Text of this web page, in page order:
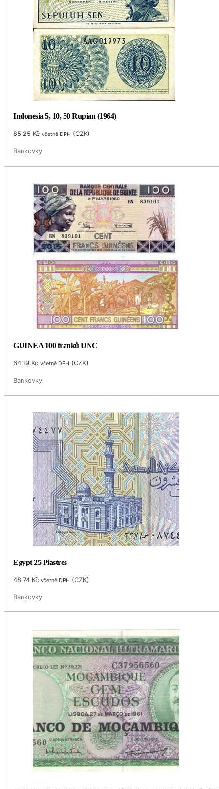
Indonesia 5, 10, 50 Rupian (1964)
85.25 Kč včetně DPH (CZK)
Bankovky
GUINEA 100 franků UNC
64.19 Kč včetně DPH (CZK)
Bankovky
Egypt 25 Piastres
48.74 Kč včetně DPH (CZK)
Bankovky